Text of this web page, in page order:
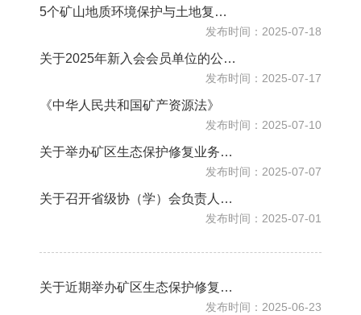
5个矿山地质环境保护与土地复垦方案通过审查的公告
发布时间：2025-07-18
关于2025年新入会会员单位的公示 （第二批）
发布时间：2025-07-17
《中华人民共和国矿产资源法》
发布时间：2025-07-10
关于举办矿区生态保护修复业务培训班的通知
发布时间：2025-07-07
关于召开省级协（学）会负责人座谈会的函
发布时间：2025-07-01
关于近期举办矿区生态保护修复业务培训班的预通知
发布时间：2025-06-23